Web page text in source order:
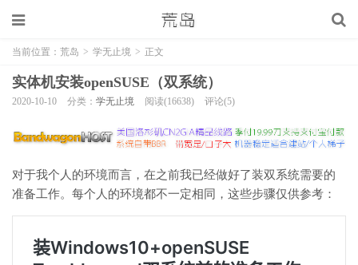
当前位置： 荒岛 > 学无止境 > 正文
实体机安装openSUSE（双系统）
2020-10-10 分类： 学无止境 阅读(16638) 评论(5)
对于我个人的环境而言，在之前我已经做好了装双系统需要的
准备工作。每个人的环境都不一定相同，这些步骤仅供参考：